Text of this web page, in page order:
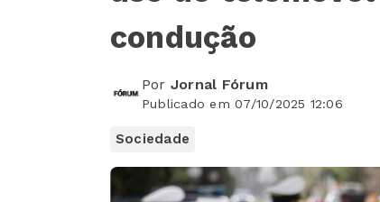
condução
Por Jornal Fórum
Publicado em 07/10/2025 12:06
Sociedade